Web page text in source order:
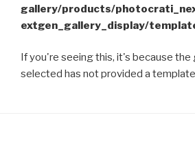
gallery/products/
extgen_gallery_display/
If you're seeing this, it's because the
selected has not provided a